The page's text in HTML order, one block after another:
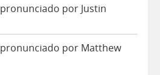
por Justin
por Matthew